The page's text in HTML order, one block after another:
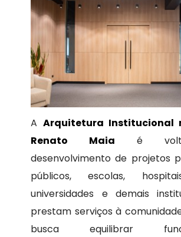
A Arquitetura Institucional
Renato Maia é
desenvolvimento de projetos
públicos, escolas,
universidades e demais
prestam serviços à
busca equilibrar